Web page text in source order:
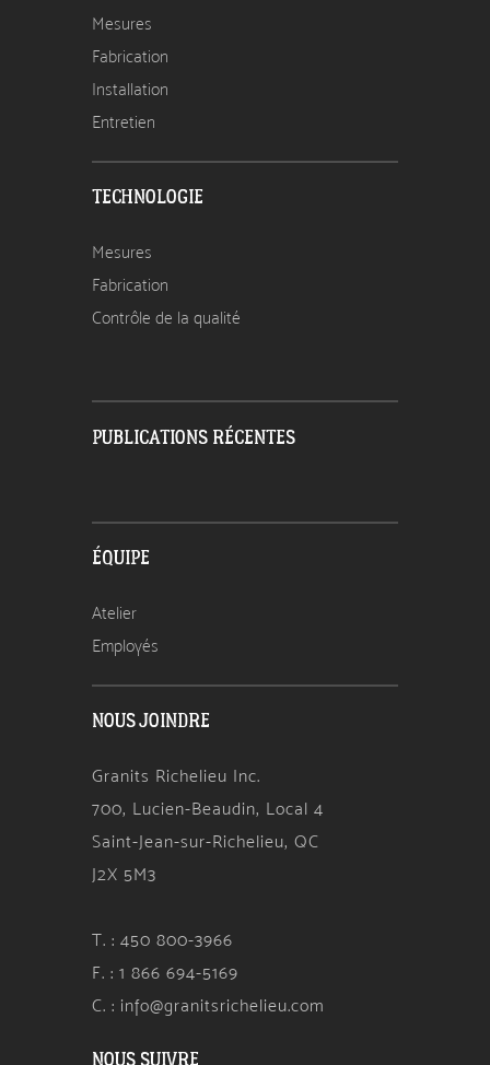
Mesures
Fabrication
Installation
Entretien
TECHNOLOGIE
Mesures
Fabrication
Contrôle de la qualité
PUBLICATIONS RÉCENTES
ÉQUIPE
Atelier
Employés
NOUS JOINDRE
Granits Richelieu Inc.
700, Lucien-Beaudin, Local 4
Saint-Jean-sur-Richelieu, QC
J2X 5M3
T. : 450 800-3966
F. : 1 866 694-5169
C. : info@granitsrichelieu.com
NOUS SUIVRE